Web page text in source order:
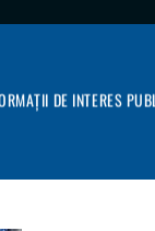
DE INTERES